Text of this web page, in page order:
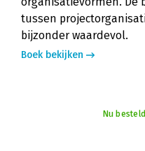
tussen
bijzonder waardevol.
Boek bekijken
Nu